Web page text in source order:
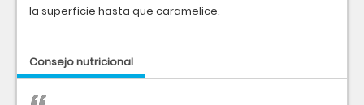
la superficie hasta que caramelice.
Consejo nutricional